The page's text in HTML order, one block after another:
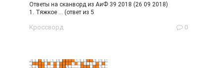
Ответы на сканворд из АиФ 39 2018 (26 09 2018)
1. Тяжкое … (ответ из 5
Кроссворд 0